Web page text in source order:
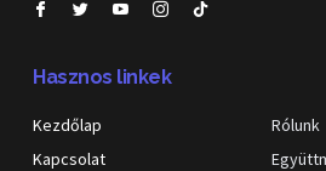
Hasznos linkek
Kezdőlap
Kapcsolat
Rólunk